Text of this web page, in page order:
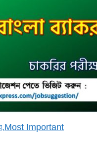
জন্য,Most Important